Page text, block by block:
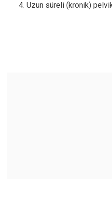
Uzun süreli (kronik)